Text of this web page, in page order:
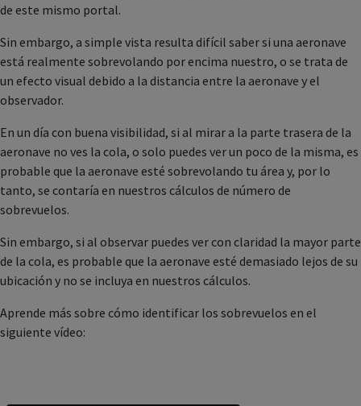
de este mismo portal.
Sin embargo, a simple vista resulta difícil saber si una aeronave
está realmente sobrevolando por encima nuestro, o se trata de
un efecto visual debido a la distancia entre la aeronave y el
observador.
En un día con buena visibilidad, si al mirar a la parte trasera de la
aeronave no ves la cola, o solo puedes ver un poco de la misma, es
probable que la aeronave esté sobrevolando tu área y, por lo
tanto, se contaría en nuestros cálculos de número de
sobrevuelos.
Sin embargo, si al observar puedes ver con claridad la mayor parte
de la cola, es probable que la aeronave esté demasiado lejos de su
ubicación y no se incluya en nuestros cálculos.
Aprende más sobre cómo identificar los sobrevuelos en el
siguiente vídeo: